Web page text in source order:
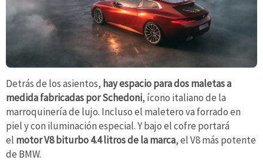
Detrás de los asientos, hay espacio para dos maletas a
medida fabricadas por Schedoni, ícono italiano de la
marroquinería de lujo. Incluso el maletero va forrado en
piel y con iluminación especial. Y bajo el cofre portará
el motor V8 biturbo 4.4 litros de la marca, el V8 más potente
de BMW.